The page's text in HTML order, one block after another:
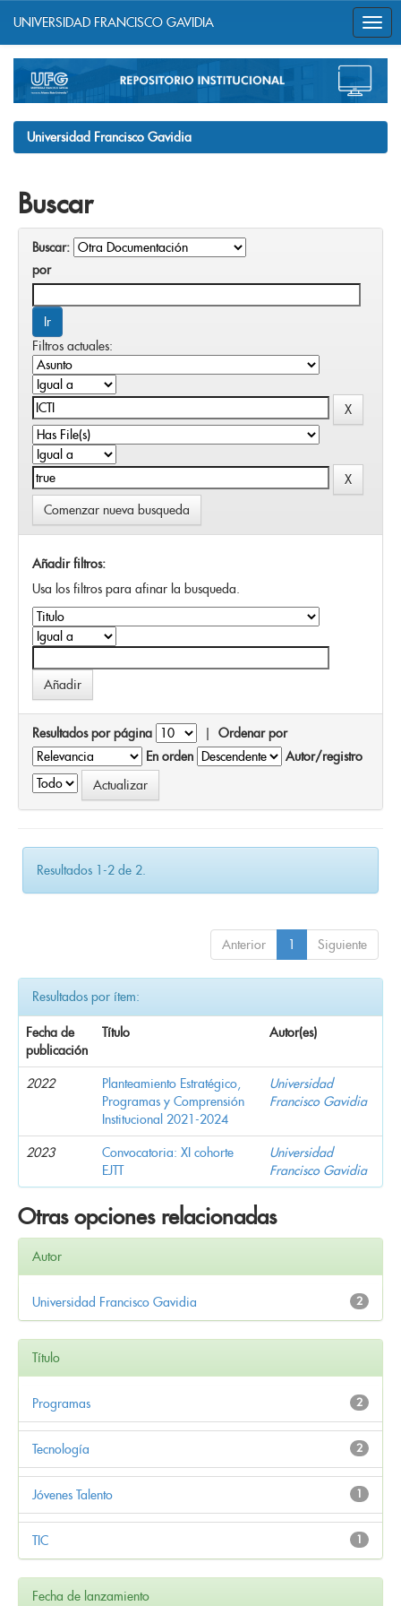
navigation
UNIVERSIDAD FRANCISCO GAVIDIA
Universidad Francisco Gavidia
Buscar
Buscar:
por
Filtros actuales:
Comenzar nueva busqueda
Añadir filtros:
Usa los filtros para afinar la busqueda.
Resultados por página | Ordenar por
En orden
Autor/registro
Resultados 1-2 de 2.
Anterior 1 Siguiente
Resultados por ítem:
Fecha de
publicación
Título Autor(es)
2022
Planteamiento Estratégico,
Programas y Comprensión
Institucional 2021-2024
Universidad
Francisco Gavidia
2023
Convocatoria: XI cohorte
EJTT
Universidad
Francisco Gavidia
Otras opciones relacionadas
Autor
2
Universidad Francisco Gavidia
Título
2
Programas
2
Tecnología
1
Jóvenes Talento
1
TIC
Fecha de lanzamiento